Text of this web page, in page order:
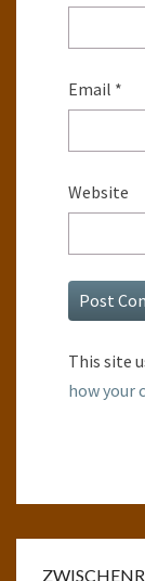
Email *
Website
This site
how your